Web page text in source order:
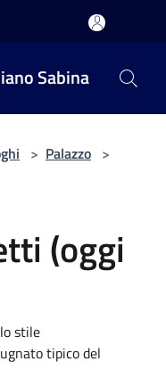
Sabina
> Palazzo >
(oggi
stile
tipico del